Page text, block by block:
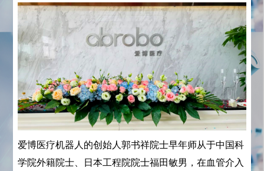
爱博医疗机器人的创始人郭书祥院士早年师从于中国科
学院外籍院士、日本工程院院士福田敏男，在血管介入